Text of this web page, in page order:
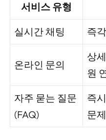
서비스 유형
실시간 채팅 즉
온라인 문의
상
원
자주 묻는 질문
(FAQ)
즉
문